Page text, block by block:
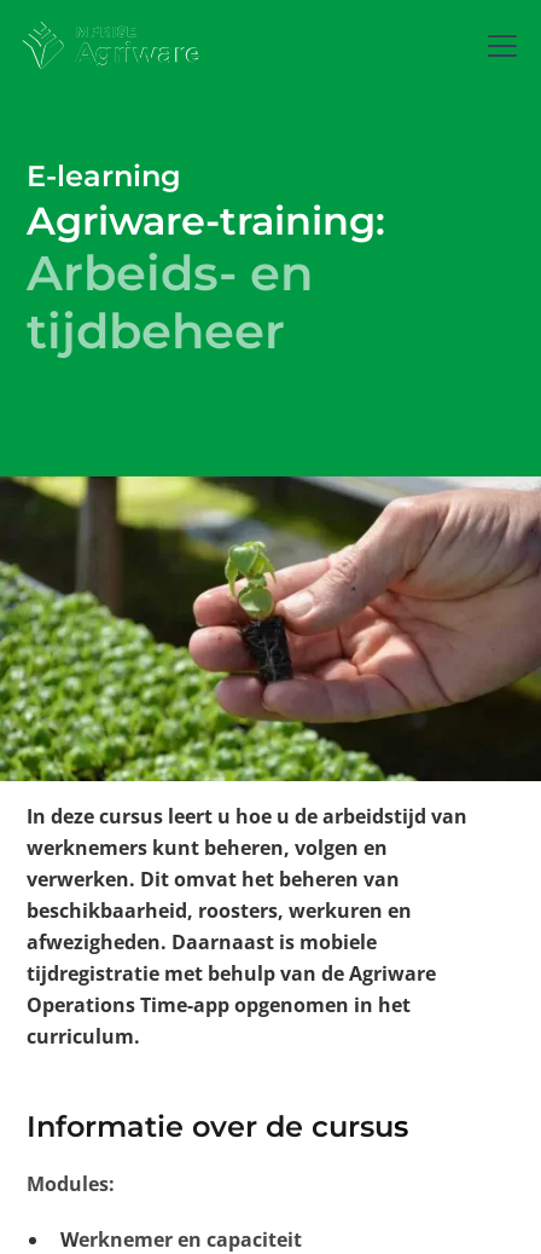
E-learning
Agriware-training:
Arbeids- en
tijdbeheer
In deze cursus leert u hoe u de arbeidstijd van
werknemers kunt beheren, volgen en
verwerken. Dit omvat het beheren van
beschikbaarheid, roosters, werkuren en
afwezigheden. Daarnaast is mobiele
tijdregistratie met behulp van de Agriware
Operations Time-app opgenomen in het
curriculum.
Informatie over de cursus
Modules:
Werknemer en capaciteit